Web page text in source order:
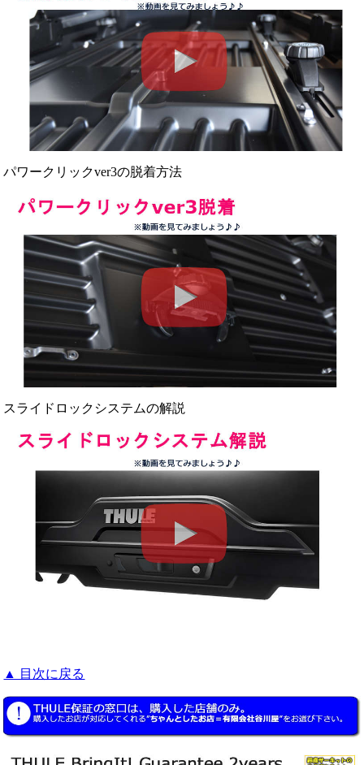
パワークリックver3の脱着方法
スライドロックシステムの解説
▲ 目次に戻る